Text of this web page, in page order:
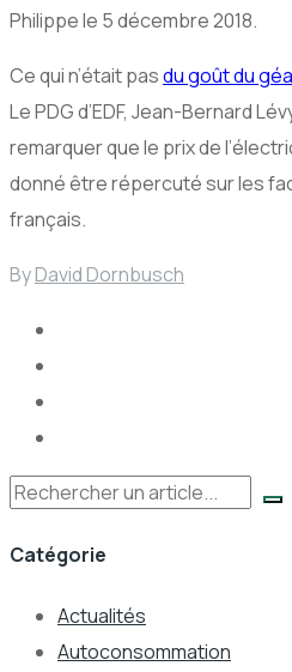
Philippe le 5 décembre 2018.
Ce qui n’était pasdu goût du
Le PDG d’EDF, Jean-Bernard
remarquer que le prix de
donné être répercuté sur les
français.
ByDavid Dornbusch
Rechercher
Catégorie
Actualités
Autoconsommation